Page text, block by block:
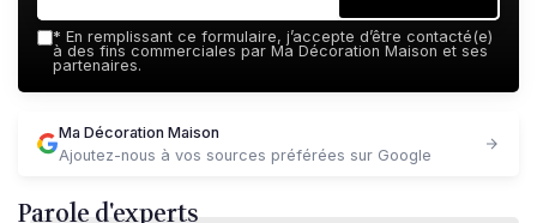
* En remplissant ce formulaire, j’accepte d’être contacté(e)
à des fins commerciales par Ma Décoration Maison et ses
partenaires.
Ma Décoration Maison
Ajoutez-nous à vos sources préférées sur Google
Parole d'experts